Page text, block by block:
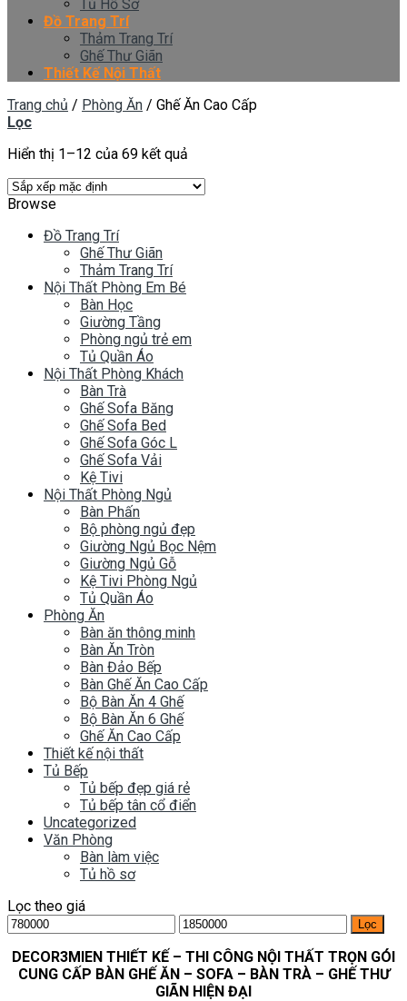
Tủ Hồ Sơ
Đồ Trang Trí
Thảm Trang Trí
Ghế Thư Giãn
Thiết Kế Nội Thất
Trang chủ / Phòng Ăn / Ghế Ăn Cao Cấp
Lọc
Hiển thị 1–12 của 69 kết quả
Browse
Đồ Trang Trí
Ghế Thư Giãn
Thảm Trang Trí
Nội Thất Phòng Em Bé
Bàn Học
Giường Tầng
Phòng ngủ trẻ em
Tủ Quần Áo
Nội Thất Phòng Khách
Bàn Trà
Ghế Sofa Băng
Ghế Sofa Bed
Ghế Sofa Góc L
Ghế Sofa Vải
Kệ Tivi
Nội Thất Phòng Ngủ
Bàn Phấn
Bộ phòng ngủ đẹp
Giường Ngủ Bọc Nệm
Giường Ngủ Gỗ
Kệ Tivi Phòng Ngủ
Tủ Quần Áo
Phòng Ăn
Bàn ăn thông minh
Bàn Ăn Tròn
Bàn Đảo Bếp
Bàn Ghế Ăn Cao Cấp
Bộ Bàn Ăn 4 Ghế
Bộ Bàn Ăn 6 Ghế
Ghế Ăn Cao Cấp
Thiết kế nội thất
Tủ Bếp
Tủ bếp đẹp giá rẻ
Tủ bếp tân cổ điển
Uncategorized
Văn Phòng
Bàn làm việc
Tủ hồ sơ
Lọc theo giá
Giá
tối
thiểu
Giá
tối
đa
Lọc
DECOR3MIEN THIẾT KẾ – THI CÔNG NỘI THẤT TRỌN GÓI
CUNG CẤP BÀN GHẾ ĂN – SOFA – BÀN TRÀ – GHẾ THƯ
GIÃN HIỆN ĐẠI